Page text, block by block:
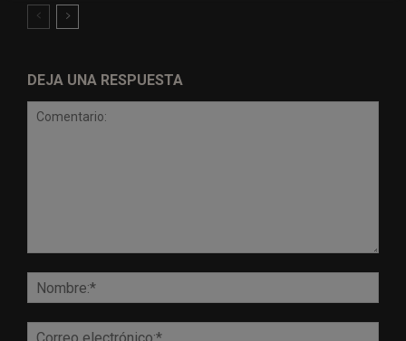
DEJA UNA RESPUESTA